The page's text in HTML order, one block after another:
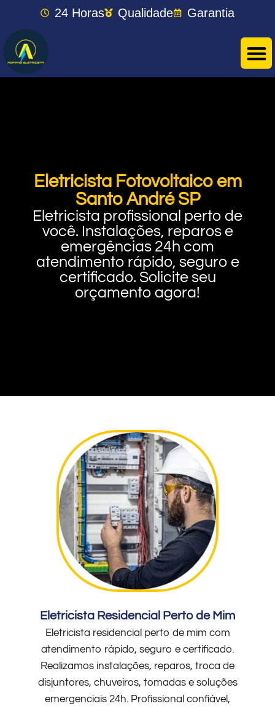
24 Horas Qualidade Garantia
Eletricista Fotovoltaico em
Santo André SP
Eletricista profissional perto de
você. Instalações, reparos e
emergências 24h com
atendimento rápido, seguro e
certificado. Solicite seu
orçamento agora!
Eletricista Residencial Perto de Mim
Eletricista residencial perto de mim com
atendimento rápido, seguro e certificado.
Realizamos instalações, reparos, troca de
disjuntores, chuveiros, tomadas e soluções
emergenciais 24h. Profissional confiável,